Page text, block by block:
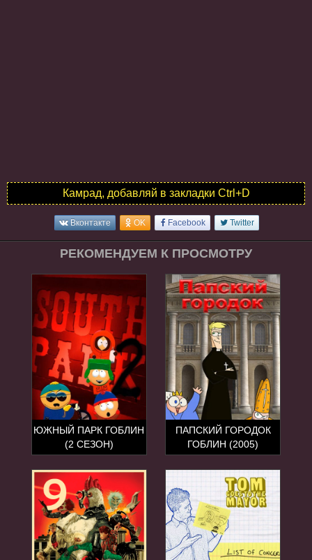
Камрад, добавляй в закладки Ctrl+D
Вконтакте OK Facebook Twitter
РЕКОМЕНДУЕМ К ПРОСМОТРУ
ЮЖНЫЙ ПАРК ГОБЛИН
(2 СЕЗОН)
ПАПСКИЙ ГОРОДОК
ГОБЛИН (2005)